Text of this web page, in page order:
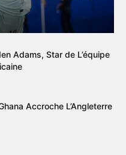
Adams, Star de L’équipe
Accroche L’Angleterre